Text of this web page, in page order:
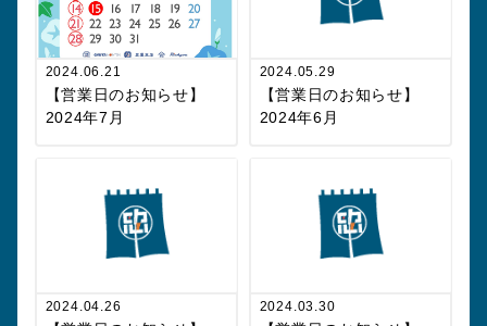
2024.06.21
【営業日のお知らせ】
2024年7月
2024.05.29
【営業日のお知らせ】
2024年6月
2024.04.26 2024.03.30